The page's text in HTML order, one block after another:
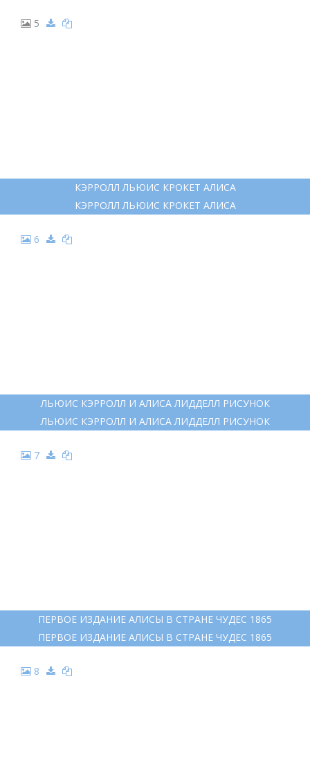
5
КЭРРОЛЛ ЛЬЮИС КРОКЕТ АЛИСА
КЭРРОЛЛ ЛЬЮИС КРОКЕТ АЛИСА
6
ЛЬЮИС КЭРРОЛЛ И АЛИСА ЛИДДЕЛЛ РИСУНОК
ЛЬЮИС КЭРРОЛЛ И АЛИСА ЛИДДЕЛЛ РИСУНОК
7
ПЕРВОЕ ИЗДАНИЕ АЛИСЫ В СТРАНЕ ЧУДЕС 1865
ПЕРВОЕ ИЗДАНИЕ АЛИСЫ В СТРАНЕ ЧУДЕС 1865
8